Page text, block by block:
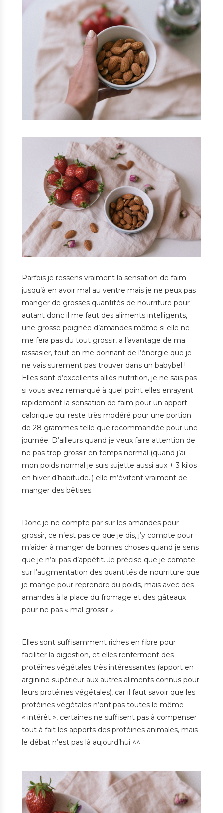
Parfois je ressens vraiment la sensation de faim
jusqu’à en avoir mal au ventre mais je ne peux pas
manger de grosses quantités de nourriture pour
autant donc il me faut des aliments intelligents,
une grosse poignée d’amandes même si elle ne
me fera pas du tout grossir, a l’avantage de ma
rassasier, tout en me donnant de l’énergie que je
ne vais surement pas trouver dans un babybel !
Elles sont d’excellents alliés nutrition, je ne sais pas
si vous avez remarqué à quel point elles enrayent
rapidement la sensation de faim pour un apport
calorique qui reste très modéré pour une portion
de 28 grammes telle que recommandée pour une
journée. D’ailleurs quand je veux faire attention de
ne pas trop grossir en temps normal (quand j’ai
mon poids normal je suis sujette aussi aux + 3 kilos
en hiver d’habitude..) elle m’évitent vraiment de
manger des bêtises.
Donc je ne compte par sur les amandes pour
grossir, ce n’est pas ce que je dis, j’y compte pour
m’aider à manger de bonnes choses quand je sens
que je n’ai pas d’appétit. Je précise que je compte
sur l’augmentation des quantités de nourriture que
je mange pour reprendre du poids, mais avec des
amandes à la place du fromage et des gâteaux
pour ne pas « mal grossir ».
Elles sont suffisamment riches en fibre pour
faciliter la digestion, et elles renferment des
protéines végétales très intéressantes (apport en
arginine supérieur aux autres aliments connus pour
leurs protéines végétales), car il faut savoir que les
protéines végétales n’ont pas toutes le même
« intérêt », certaines ne suffisent pas à compenser
tout à fait les apports des protéines animales, mais
le débat n’est pas là aujourd’hui ^^